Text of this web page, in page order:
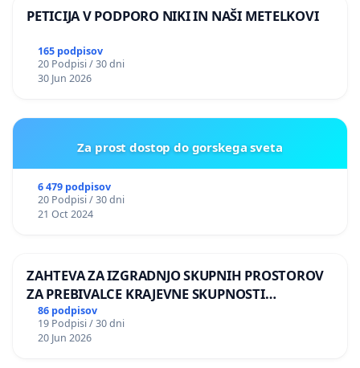
PETICIJA V PODPORO NIKI IN NAŠI METELKOVI
165 podpisov
20 Podpisi / 30 dni
30 Jun 2026
Za prost dostop do gorskega sveta
6 479 podpisov
20 Podpisi / 30 dni
21 Oct 2024
ZAHTEVA ZA IZGRADNJO SKUPNIH PROSTOROV
ZA PREBIVALCE KRAJEVNE SKUPNOSTI
PRESTRANEK
86 podpisov
19 Podpisi / 30 dni
20 Jun 2026